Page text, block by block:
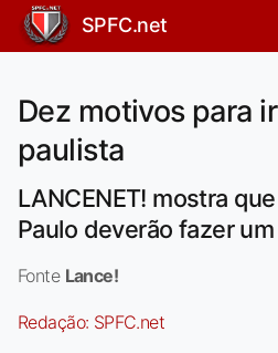
SPFC.net
Dez motivos para
paulista
LANCENET! mostra
Paulo deverão fazer
Fonte Lance!
Redação: SPFC.net